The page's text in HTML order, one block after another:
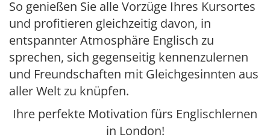
So genießen Sie alle Vorzüge Ihres Kursortes
und profitieren gleichzeitig davon, in
entspannter Atmosphäre Englisch zu
sprechen, sich gegenseitig kennenzulernen
und Freundschaften mit Gleichgesinnten aus
aller Welt zu knüpfen.
Ihre perfekte Motivation fürs Englischlernen
in London!